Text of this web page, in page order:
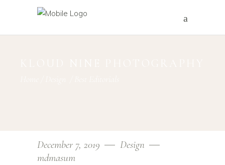
December 7, 2019
Design
mdmasum